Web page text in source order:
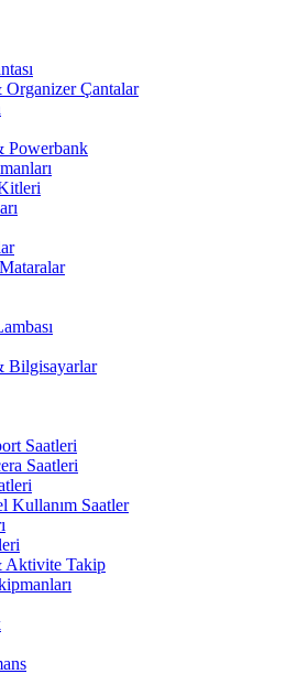
Organizer Çantalar
Powerbank
Bilgisayarlar
Saatleri
Saatleri
Kullanım Saatler
Aktivite Takip